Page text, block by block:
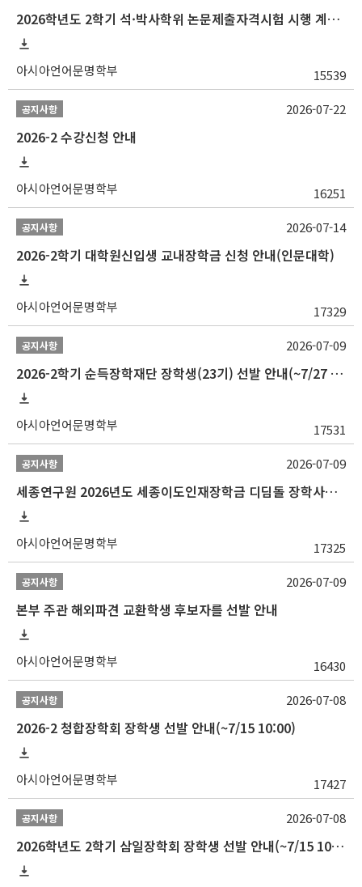
2026학년도 2학기 석·박사학위 논문제출자격시험 시행 계획 공고
아시아언어문명학부 15539
공지사항
2026-2 수강신청 안내
아시아언어문명학부 16251
2026-07-22
공지사항
2026-2학기 대학원신입생 교내장학금 신청 안내(인문대학)
아시아언어문명학부 17329
2026-07-14
공지사항
2026-2학기 순득장학재단 장학생(23기) 선발 안내(~7/27 10:00)
아시아언어문명학부 17531
2026-07-09
공지사항
세종연구원 2026년도 세종이도인재장학금 디딤돌 장학사업 학자금대출 관련분야(원금상환, 이자지원) 신청 사업 안내
아시아언어문명학부 17325
2026-07-09
공지사항
본부 주관 해외파견 교환학생 후보자를 선발 안내
아시아언어문명학부 16430
2026-07-09
공지사항
2026-2 청합장학회 장학생 선발 안내(~7/15 10:00)
아시아언어문명학부 17427
2026-07-08
공지사항
2026학년도 2학기 삼일장학회 장학생 선발 안내(~7/15 10:00)
2026-07-08